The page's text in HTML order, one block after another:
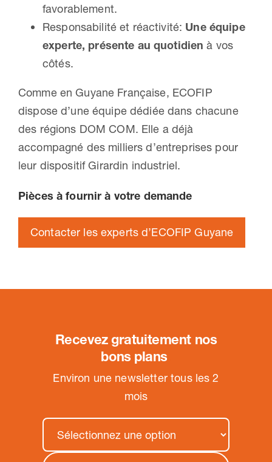
favorablement.
Responsabilité et réactivité: Une équipe
experte, présente au quotidienà vos
côtés.
Comme en Guyane Française, ECOFIP
dispose d’une équipe dédiée dans chacune
des régions DOM COM. Elle a déjà
accompagné des milliers d’entreprises pour
leur dispositif Girardin industriel.
Pièces à fournir à votre demande
Contacter les experts d’ECOFIP Guyane
Recevez gratuitement nos
bons plans
Environ une newsletter tous les 2
mois